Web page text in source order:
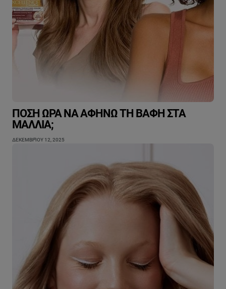
ΠΌΣΗ ΏΡΑ ΝΑ ΑΦΉΝΩ ΤΗ ΒΑΦΉ ΣΤΑ
ΜΑΛΛΙΆ;
ΔΕΚΕΜΒΡΊΟΥ 12, 2025